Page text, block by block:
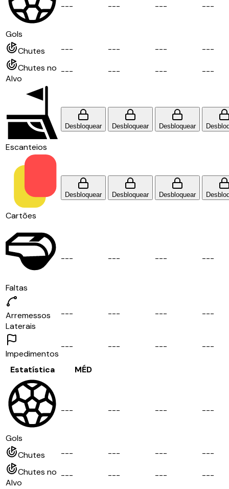
Gols
--- --- --- ---
Chutes --- --- --- ---
Chutes no
Alvo
--- --- --- ---
Escanteios
Desbloquear Desbloquear Desbloquear
Cartões
Desbloquear Desbloquear Desbloquear
Faltas
--- --- --- ---
Arremessos
Laterais
--- --- --- ---
Impedimentos
--- --- --- ---
Estatística MÉD
Gols
--- --- --- ---
Chutes --- --- --- ---
Chutes no
Alvo
--- --- --- ---